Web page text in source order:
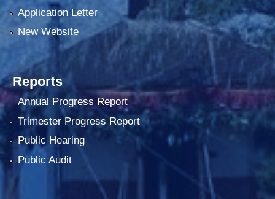
Application Letter
New Website
Reports
Annual Progress Report
Trimester Progress Report
Public Hearing
Public Audit